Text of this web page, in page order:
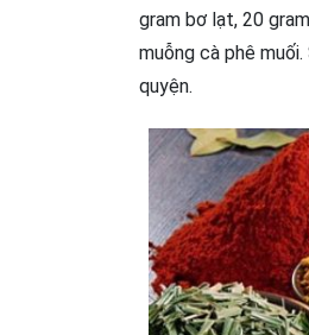
gram bơ lạt, 20
muỗng cà phê
quyện.